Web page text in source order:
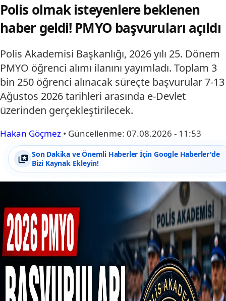
Polis olmak isteyenlere beklenen
haber geldi! PMYO başvuruları açıldı
Polis Akademisi Başkanlığı, 2026 yılı 25. Dönem
PMYO öğrenci alımı ilanını yayımladı. Toplam 3
bin 250 öğrenci alınacak süreçte başvurular 7-13
Ağustos 2026 tarihleri arasında e-Devlet
üzerinden gerçekleştirilecek.
Hakan Göçmez • Güncellenme: 07.08.2026 - 11:53
Son Dakika ve Önemli Haberler İçin Google Haberler'de
Bizi Kaynak Ekleyin!